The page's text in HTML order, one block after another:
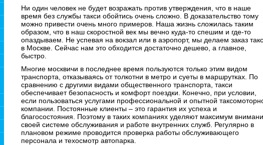
Ни один человек не будет возражать против утверждения, что в наше
время без службы такси обойтись очень сложно. В доказательство тому
можно привести очень много примеров. Наша жизнь сложилась таким
образом, что в наш скоростной век мы вечно куда-то спешим и где-то
опаздываем. Не успевая на вокзал или в аэропорт, мы делаем заказ
в Москве. Сейчас нам это обходится достаточно дешево, а главное,
быстро.
Многие москвичи в последнее время пользуются только этим видом
транспорта, отказываясь от толкотни в метро и суеты в маршрутках. По
сравнению с другими видами общественного транспорта, такси
обеспечивает безопасность и комфорт поездки. Конечно, при условии,
если пользоваться услугами профессиональной и опытной
компании. Постоянные клиенты – это гарантия их успеха и
благосостояния. Поэтому в таких компаниях уделяют максимум
своей системе обслуживания и работе внутренних служб. Регулярно в
плановом режиме проводится проверка работы обслуживающего
персонала и техосмотр автопарка.